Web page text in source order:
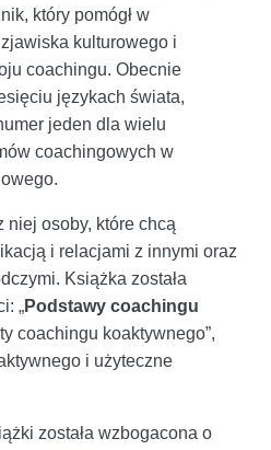
który pomógł w
kulturowego i
coachingu. Obecnie
językach świata,
jeden dla wielu
coachingowych w
niej osoby, które chcą
i relacjami z innymi oraz
Książka została
„Podstawy coachingu
coachingu koaktywnego”,
i użyteczne
została wzbogacona o